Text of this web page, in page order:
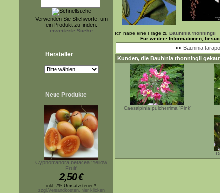
Verwenden Sie Stichworte, um
ein Produkt zu finden.
erweiterte Suche
Hersteller
Neue Produkte
Cyphomandra betacea 'Yellow
Fruit'
2,50€
inkl. 7% Umsatzsteuer *
zzgl.Versandkosten, hier klicken
Ich habe eine Frage zu Bauhinia thonningii
Für weitere Informationen,
«« Bauhinia
Kunden, die Bauhinia thonningii
Caesalpinia pulcherrima 'Pink'